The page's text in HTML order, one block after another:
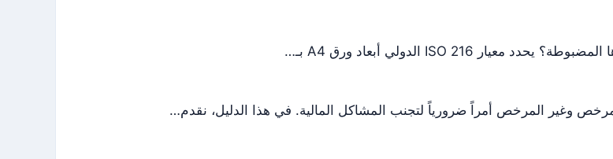
وغير المرخص أمراً ضرورياً لتجنب المشاكل المالية. في هذا الدليل، نقدم…